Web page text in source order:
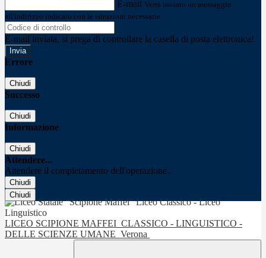
E-mail Verrà inviato un messaggio
all'indirizzo indicato con le istruzioni necessarie.
E-mail inviata, si prega di controllare la casella di posta elettronica!
Errore
Chiudi
Successo
Chiudi
Informazione
Chiudi
Attendere...
Attendere il completamento dell'operazione...
Chiudi
Chiudi
LICEO SCIPIONE MAFFEI CLASSICO - LINGUISTICO -
DELLE SCIENZE UMANE Verona